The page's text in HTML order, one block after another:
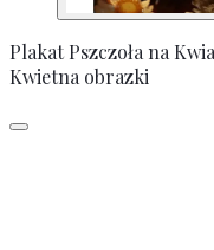
Plakat Pszczoła na
Kwietna obrazki